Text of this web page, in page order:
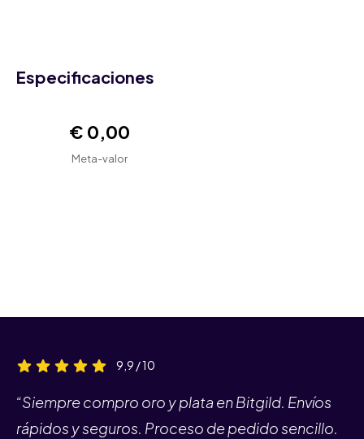
Especificaciones
€ 0,00
Meta-valor
9,9 / 10
“Siempre compro oro y plata en Bitgild. Envíos
rápidos y seguros. Proceso de pedido sencillo.